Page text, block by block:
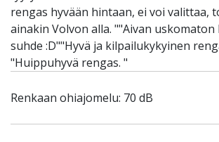
rengas hyvään hintaan, ei voi valittaa,
ainakin Volvon alla. ""Aivan
suhde :D""Hyvä ja kilpailukykyinen
"Huippuhyvä rengas. "
Renkaan ohiajomelu: 70 dB